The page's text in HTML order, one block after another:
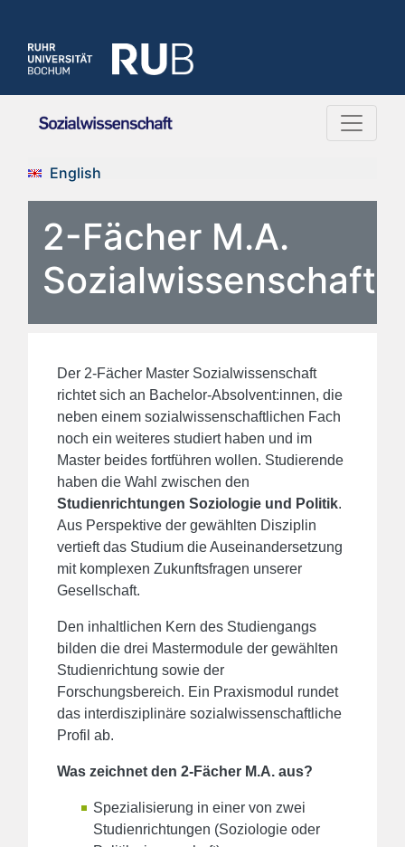
English
2-Fächer M.A.
Sozialwissenschaft
Der 2-Fächer Master Sozialwissenschaft
richtet sich an Bachelor-Absolvent:innen, die
neben einem sozialwissenschaftlichen Fach
noch ein weiteres studiert haben und im
Master beides fortführen wollen. Studierende
haben die Wahl zwischen den
Studienrichtungen Soziologie und Politik.
Aus Perspektive der gewählten Disziplin
vertieft das Studium die Auseinandersetzung
mit komplexen Zukunftsfragen unserer
Gesellschaft.
Den inhaltlichen Kern des Studiengangs
bilden die drei Mastermodule der gewählten
Studienrichtung sowie der
Forschungsbereich. Ein Praxismodul rundet
das interdisziplinäre sozialwissenschaftliche
Profil ab.
Was zeichnet den 2-Fächer M.A. aus?
Spezialisierung in einer von zwei
Studienrichtungen (Soziologie oder